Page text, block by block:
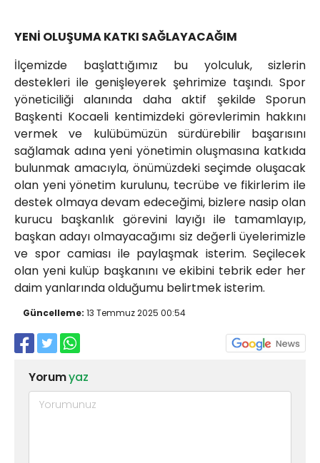
YENİ OLUŞUMA KATKI SAĞLAYACAĞIM
İlçemizde başlattığımız bu yolculuk, sizlerin
destekleri ile genişleyerek şehrimize taşındı. Spor
yöneticiliği alanında daha aktif şekilde Sporun
Başkenti Kocaeli kentimizdeki görevlerimin hakkını
vermek ve kulübümüzün sürdürebilir başarısını
sağlamak adına yeni yönetimin oluşmasına katkıda
bulunmak amacıyla, önümüzdeki seçimde oluşacak
olan yeni yönetim kurulunu, tecrübe ve fikirlerim ile
destek olmaya devam edeceğimi, bizlere nasip olan
kurucu başkanlık görevini layığı ile tamamlayıp,
başkan adayı olmayacağımı siz değerli üyelerimizle
ve spor camiası ile paylaşmak isterim. Seçilecek
olan yeni kulüp başkanını ve ekibini tebrik eder her
daim yanlarında olduğumu belirtmek isterim.
Güncelleme: 13 Temmuz 2025 00:54
Yorumyaz